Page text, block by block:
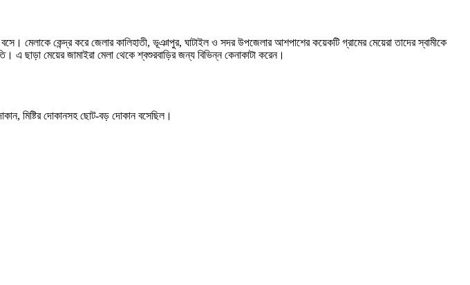
মেলাকে কেন্দ্র করে জেলার কালিহাতী, ভূঞাপুর, ঘাটাইল ও সদর উপজেলার আশপাশের কয়েকটি গ্রামের মেয়েরা তাদের স্বামীকে
ছাড়া মেয়ের জামাইরা মেলা থেকে শ্বশুরবাড়ির জন্য বিভিন্ন কেনাকাটা করেন।
মিষ্টির দোকানসহ ছোট-বড় দোকান বসেছিল।